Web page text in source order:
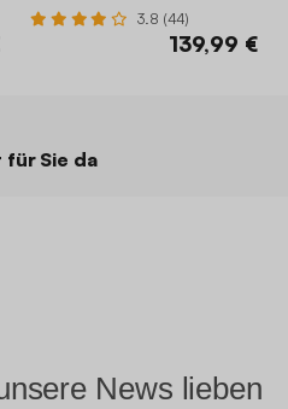
3.8 (44)
139,99 €
Sie da
News lieben